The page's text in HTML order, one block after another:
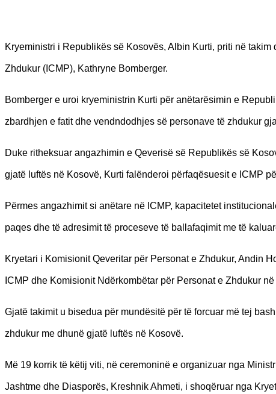
Kryeministri i Republikës së Kosovës, Albin Kurti, priti në
Zhdukur (ICMP), Kathryne Bomberger.
Bomberger e uroi kryeministrin Kurti për anëtarësimin e
zbardhjen e fatit dhe vendndodhjes së personave të zhdukur
Duke ritheksuar angazhimin e Qeverisë së Republikës së
gjatë luftës në Kosovë, Kurti falënderoi përfaqësuesit e ICMP
Përmes angazhimit si anëtare në ICMP, kapacitetet
paqes dhe të adresimit të proceseve të ballafaqimit me të
Kryetari i Komisionit Qeveritar për Personat e Zhdukur, Andin
ICMP dhe Komisionit Ndërkombëtar për Personat e Zhdukur
Gjatë takimit u bisedua për mundësitë për të forcuar më tej
zhdukur me dhunë gjatë luftës në Kosovë.
Më 19 korrik të këtij viti, në ceremoninë e organizuar nga
Jashtme dhe Diasporës, Kreshnik Ahmeti, i shoqëruar nga